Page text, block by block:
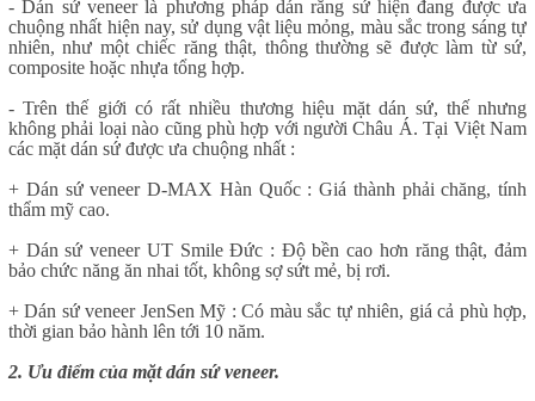
- Dán sứ veneer là phương pháp dán răng sứ hiện đang được ưa
chuộng nhất hiện nay, sử dụng vật liệu mỏng, màu sắc trong sáng tự
nhiên, như một chiếc răng thật, thông thường sẽ được làm từ sứ,
composite hoặc nhựa tổng hợp.
- Trên thế giới có rất nhiều thương hiệu mặt dán sứ, thế nhưng
không phải loại nào cũng phù hợp với người Châu Á. Tại Việt Nam
các mặt dán sứ được ưa chuộng nhất :
+ Dán sứ veneer D-MAX Hàn Quốc : Giá thành phải chăng, tính
thẩm mỹ cao.
+ Dán sứ veneer UT Smile Đức : Độ bền cao hơn răng thật, đảm
bảo chức năng ăn nhai tốt, không sợ sứt mẻ, bị rơi.
+ Dán sứ veneer JenSen Mỹ : Có màu sắc tự nhiên, giá cả phù hợp,
thời gian bảo hành lên tới 10 năm.
2. Ưu điểm của mặt dán sứ veneer.